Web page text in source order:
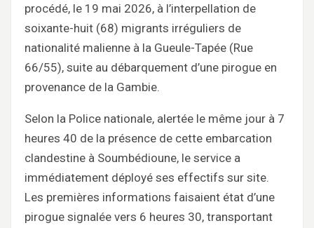
procédé, le 19 mai 2026, à l’interpellation de
soixante-huit (68) migrants irréguliers de
nationalité malienne à la Gueule-Tapée (Rue
66/55), suite au débarquement d’une pirogue en
provenance de la Gambie.
Selon la Police nationale, alertée le même jour à 7
heures 40 de la présence de cette embarcation
clandestine à Soumbédioune, le service a
immédiatement déployé ses effectifs sur site.
Les premières informations faisaient état d’une
pirogue signalée vers 6 heures 30, transportant